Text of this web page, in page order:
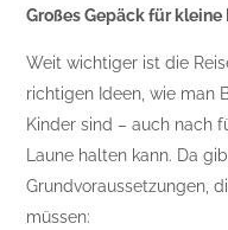
Großes Gepäck für kleine
Weit wichtiger ist die
richtigen Ideen, wie man
Kinder sind – auch nach
Laune halten kann. Da
Grundvoraussetzungen,
müssen: